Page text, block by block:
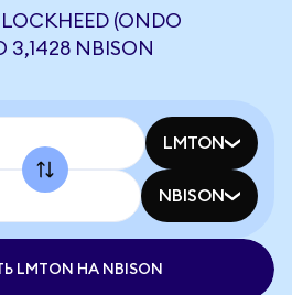
(ONDO
NBISON
LMTON
NBISON
LMTON НА NBISON